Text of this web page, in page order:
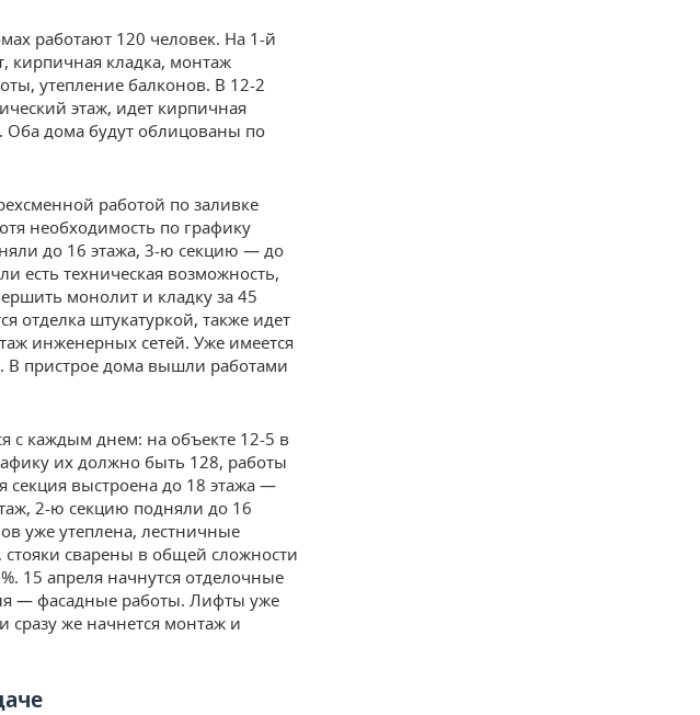
работают 120 человек. На 1-й
кирпичная кладка, монтаж
утепление балконов. В 12-2
этаж, идет кирпичная
Оба дома будут облицованы по
работой по заливке
необходимость по графику
до 16 этажа, 3-ю секцию — до
есть техническая возможность,
монолит и кладку за 45
отделка штукатуркой, также идет
инженерных сетей. Уже имеется
В пристрое дома вышли работами
с каждым днем: на объекте 12-5 в
их должно быть 128, работы
секция выстроена до 18 этажа —
2-ю секцию подняли до 16
уже утеплена, лестничные
сварены в общей сложности
15 апреля начнутся отделочные
— фасадные работы. Лифты уже
сразу же начнется монтаж и